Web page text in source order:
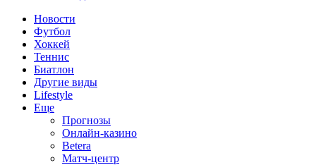
Новости
Футбол
Хоккей
Теннис
Биатлон
Другие виды
Lifestyle
Еще
Прогнозы
Онлайн-казино
Betera
Матч-центр